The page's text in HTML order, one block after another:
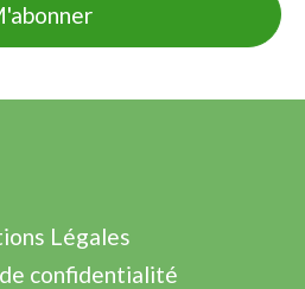
Légales
confidentialité